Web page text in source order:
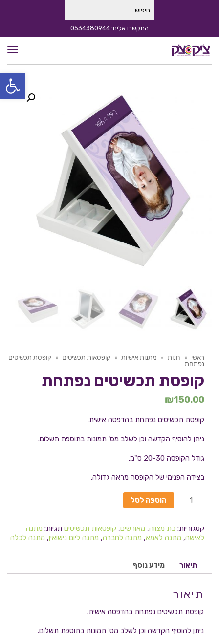
פתח
עבור: התקשרו אלינו: 0534380944
ראשי » חנות » מתנות אישיות » קופסאות תכשיטים »
קופסת תכשיטים
נפתחת
קופסת תכשיטים נפתחת
₪150.00
קופסת תכשיטים נפתחת בהדפסה אישית.
ניתן להוסיף הקדשה וכן לשלב מס' תמונות בתוספת תשלום.
גודל הקופסה 20-30 ס"מ.
בצידה הפנימי של הקופסה מראה גדולה.
הוספה לסל
קטגוריות: בת מצווה, מאורשים, קופסאות תכשיטים תגיות: מתנה
לאישה, מתנה לאמא, מתנה לחברה, מתנה ליום נישואין, מתנה לכלה
תיאור מידע נוסף
תיאור
קופסת תכשיטים נפתחת בהדפסה אישית.
ניתן להוסיף הקדשה וכן לשלב מס' תמונות בתוספת תשלום.